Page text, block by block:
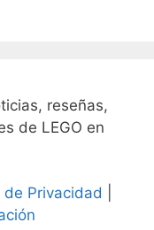
reseñas,
de LEGO en
de Privacidad